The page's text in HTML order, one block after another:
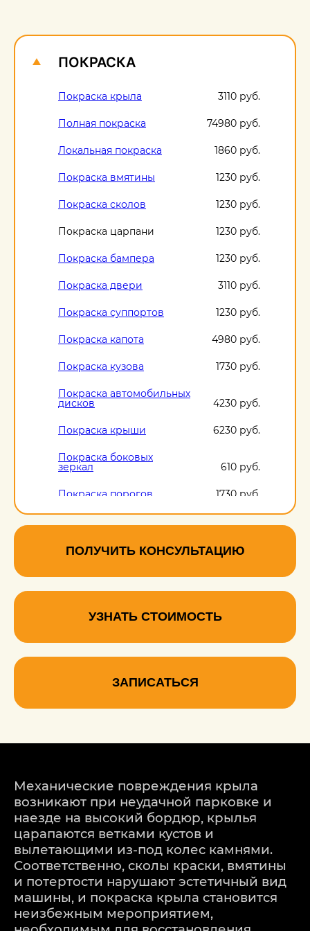
ПОКРАСКА
Покраска крыла 3110 руб.
Полная покраска 74980 руб.
Локальная покраска 1860 руб.
Покраска вмятины 1230 руб.
Покраска сколов 1230 руб.
Покраска царпани 1230 руб.
Покраска бампера 1230 руб.
Покраска двери 3110 руб.
Покраска суппортов 1230 руб.
Покраска капота 4980 руб.
Покраска кузова 1730 руб.
Покраска автомобильных
дисков 4230 руб.
Покраска крыши 6230 руб.
Покраска боковых
зеркал 610 руб.
Покраска порогов 1730 руб.
ПОЛУЧИТЬ КОНСУЛЬТАЦИЮ
УЗНАТЬ СТОИМОСТЬ
ЗАПИСАТЬСЯ
Механические повреждения крыла
возникают при неудачной парковке и
наезде на высокий бордюр, крылья
царапаются ветками кустов и
вылетающими из-под колес камнями.
Соответственно, сколы краски, вмятины
и потертости нарушают эстетичный вид
машины, и покраска крыла становится
неизбежным мероприятием,